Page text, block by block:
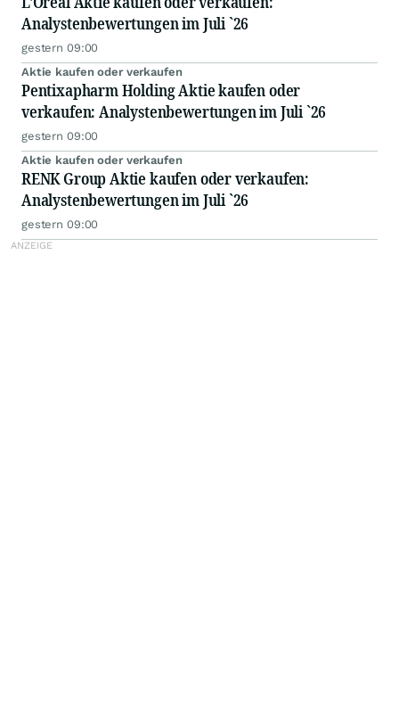
Analystenbewertungen im Juli `26
gestern 09:00
Aktie kaufen oder verkaufen
Pentixapharm Holding Aktie kaufen oder
verkaufen: Analystenbewertungen im Juli `26
gestern 09:00
Aktie kaufen oder verkaufen
RENK Group Aktie kaufen oder verkaufen:
Analystenbewertungen im Juli `26
gestern 09:00